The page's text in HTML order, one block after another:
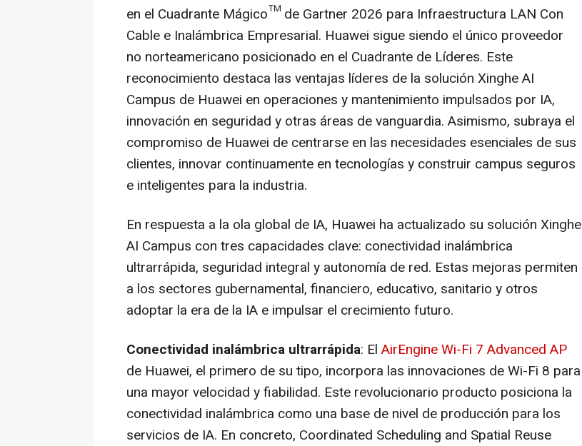
en el Cuadrante Mágico™ de Gartner 2026 para Infraestructura LAN Con
Cable e Inalámbrica Empresarial. Huawei sigue siendo el único proveedor
no norteamericano posicionado en el Cuadrante de Líderes. Este
reconocimiento destaca las ventajas líderes de la solución Xinghe AI
Campus de Huawei en operaciones y mantenimiento impulsados por IA,
innovación en seguridad y otras áreas de vanguardia. Asimismo, subraya el
compromiso de Huawei de centrarse en las necesidades esenciales de sus
clientes, innovar continuamente en tecnologías y construir campus seguros
e inteligentes para la industria.
En respuesta a la ola global de IA, Huawei ha actualizado su solución Xinghe
AI Campus con tres capacidades clave: conectividad inalámbrica
ultrarrápida, seguridad integral y autonomía de red. Estas mejoras permiten
a los sectores gubernamental, financiero, educativo, sanitario y otros
adoptar la era de la IA e impulsar el crecimiento futuro.
Conectividad inalámbrica ultrarrápida: El AirEngine Wi-Fi 7 Advanced AP
de Huawei, el primero de su tipo, incorpora las innovaciones de Wi-Fi 8 para
una mayor velocidad y fiabilidad. Este revolucionario producto posiciona la
conectividad inalámbrica como una base de nivel de producción para los
servicios de IA. En concreto, Coordinated Scheduling and Spatial Reuse